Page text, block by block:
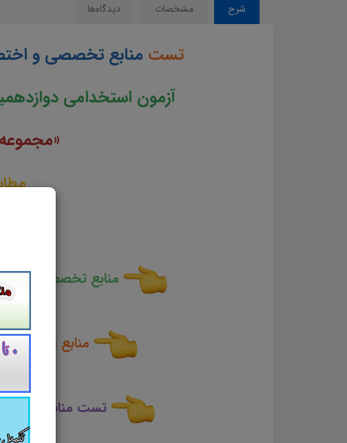
شرح مشخصات دیدگاه‌ها
تست منابع تخصصی و
آزمون استخدامی
منابع تخصصی و
منابع عمومی
تست منابع عمومی